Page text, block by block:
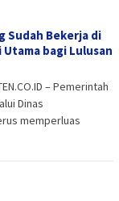
Sudah Bekerja di
Utama bagi Lulusan
– Pemerintah
Dinas
memperluas